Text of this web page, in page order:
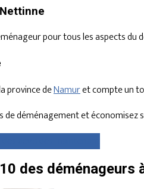
pour tous les aspects
province deNamuret compte un
de déménagement et économisez
des déménageurs